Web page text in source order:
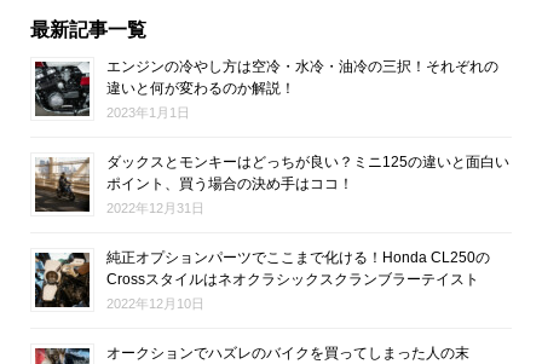
最新記事一覧
エンジンの冷やし方は空冷・水冷・油冷の三択！それぞれの
違いと何が変わるのか解説！
2023年1月1日
ダックスとモンキーはどっちが良い？ミニ125の違いと面白い
ポイント、買う場合の決め手はココ！
2022年12月31日
純正オプションパーツでここまで化ける！Honda CL250の
Crossスタイルはネオクラシックスクランブラーテイスト
2022年12月10日
オークションでハズレのバイクを買ってしまった人の末